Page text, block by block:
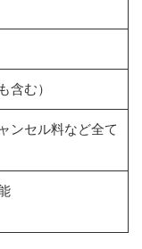
含む）
ンセル料など全て